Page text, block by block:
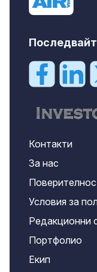
Контакти
За нас
Условия за
Редакционни
Портфолио
Екип